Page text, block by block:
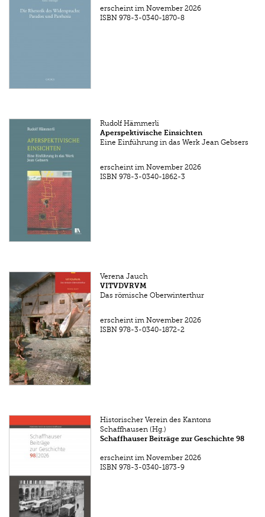
erscheint im November 2026
ISBN 978-3-0340-1870-8
Rudolf Hämmerli
Aperspektivische Einsichten
Eine Einführung in das Werk Jean Gebsers
erscheint im November 2026
ISBN 978-3-0340-1862-3
Verena Jauch
VITVDVRVM
Das römische Oberwinterthur
erscheint im November 2026
ISBN 978-3-0340-1872-2
Historischer Verein des Kantons
Schaffhausen (Hg.)
Schaffhauser Beiträge zur Geschichte 98
erscheint im November 2026
ISBN 978-3-0340-1873-9